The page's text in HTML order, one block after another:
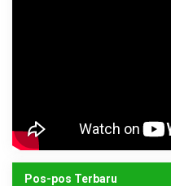
Pos-pos Terbaru